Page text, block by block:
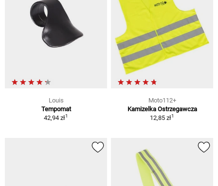
Louis
Tempomat
42,94 zł1
Moto112+
Kamizelka Ostrzegawcza
12,85 zł1